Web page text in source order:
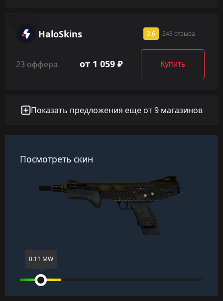
HaloSkins 3.6 243 отзыва
23 оффера от 1 059 ₽ Купить
Показать предложения еще от 9 магазинов
Посмотреть скин
0.11 MW